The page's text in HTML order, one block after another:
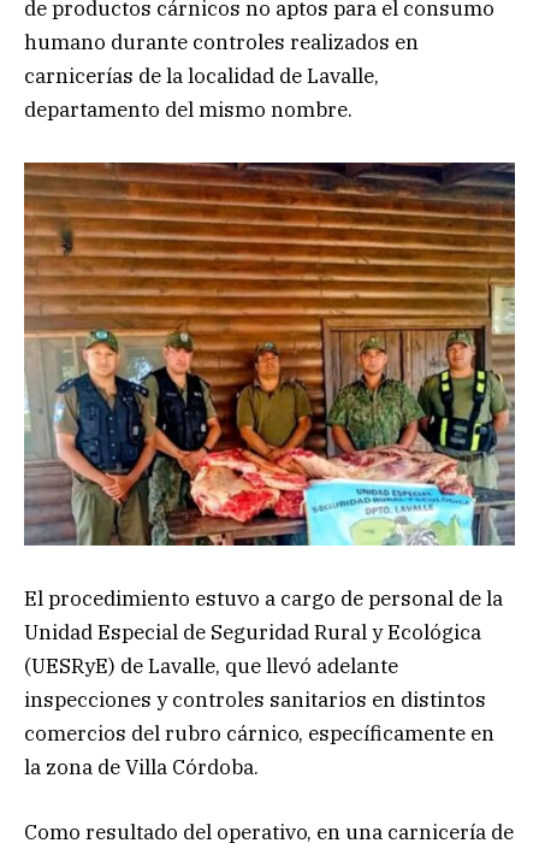
de productos cárnicos no aptos para el consumo
humano durante controles realizados en
carnicerías de la localidad de Lavalle,
departamento del mismo nombre.
El procedimiento estuvo a cargo de personal de la
Unidad Especial de Seguridad Rural y Ecológica
(UESRyE) de Lavalle, que llevó adelante
inspecciones y controles sanitarios en distintos
comercios del rubro cárnico, específicamente en
la zona de Villa Córdoba.
Como resultado del operativo, en una carnicería de